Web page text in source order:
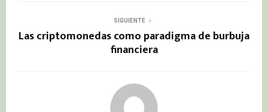
SIGUIENTE
Las criptomonedas como paradigma de burbuja
financiera